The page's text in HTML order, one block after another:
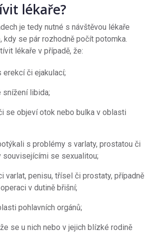
lékaře?
je tedy nutné s návštěvou lékaře
kdy se pár rozhodně počít potomka.
lékaře v případě, že:
či ejakulací;
snížení libida;
se objeví otok nebo bulka v oblasti
s problémy s varlaty, prostatou či
souvisejícími se sexualitou;
varlat, penisu, třísel či prostaty, případně
v dutině břišní;
pohlavních orgánů;
se u nich nebo v jejich blízké rodině